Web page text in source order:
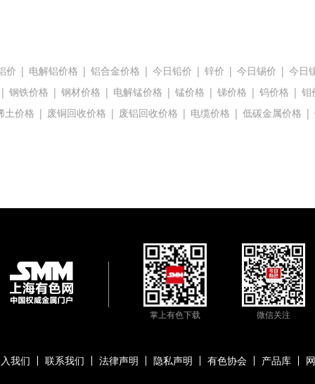
价 | 电解铝价格 | 铝合金价格 | 今日铅价 | 锌价 | 今日锡价 | 今日
| 钢铁价格 | 钢材价格 | 电解锰价格 | 锰价格 | 锑价格 | 钨价格 | 钼
土价格 | 废铜回收价格 | 废铝回收价格 | 电缆价格 | 低碳金属价格 |
掌上有色下载 微信关注
我们 联系我们 法律声明 隐私声明 有色协会 产品库